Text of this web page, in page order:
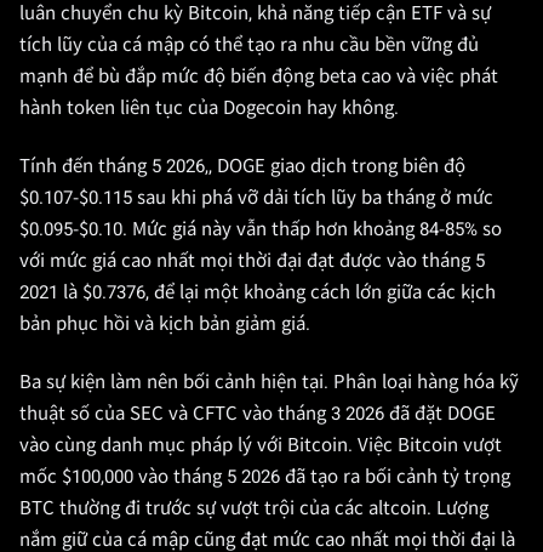
luân chuyển chu kỳ Bitcoin, khả năng tiếp cận ETF và sự
tích lũy của cá mập có thể tạo ra nhu cầu bền vững đủ
mạnh để bù đắp mức độ biến động beta cao và việc phát
hành token liên tục của Dogecoin hay không.
Tính đến tháng 5 2026,, DOGE giao dịch trong biên độ
$0.107-$0.115 sau khi phá vỡ dải tích lũy ba tháng ở mức
$0.095-$0.10. Mức giá này vẫn thấp hơn khoảng 84-85% so
với mức giá cao nhất mọi thời đại đạt được vào tháng 5
2021 là $0.7376, để lại một khoảng cách lớn giữa các kịch
bản phục hồi và kịch bản giảm giá.
Ba sự kiện làm nên bối cảnh hiện tại. Phân loại hàng hóa kỹ
thuật số của SEC và CFTC vào tháng 3 2026 đã đặt DOGE
vào cùng danh mục pháp lý với Bitcoin. Việc Bitcoin vượt
mốc $100,000 vào tháng 5 2026 đã tạo ra bối cảnh tỷ trọng
BTC thường đi trước sự vượt trội của các altcoin. Lượng
nắm giữ của cá mập cũng đạt mức cao nhất mọi thời đại là